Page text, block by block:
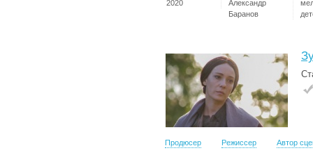
2020
Александр
Баранов
Продюсер Режиссер Автор